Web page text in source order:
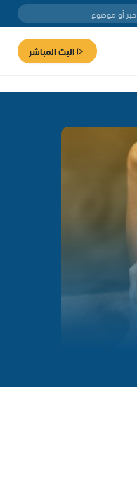
البث المباشر